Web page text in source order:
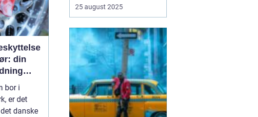
din
danske
bor i
er det
danske
landskaber og møder
flere vælger at tage
cyklen med på ferien, og
det giver en helt særlig
fri...
25 august 2025